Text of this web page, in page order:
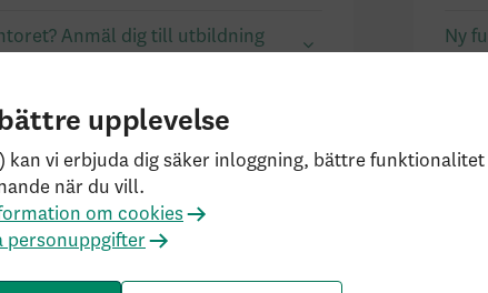
Anmäl dig till utbildning
KL och AKAP-KR (2026-
22 - 23 oktober - spara datumet! (2026-02-12)
frågor
Ny
Här
upplevelse
kan vi erbjuda dig säker inloggning, bättre
när du vill.
om cookies
personuppgifter